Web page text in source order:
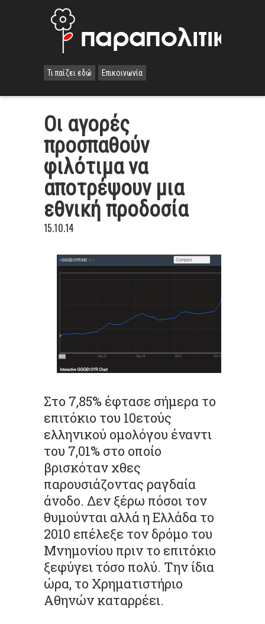
Τι παίζει εδώ Επικοινωνία
Οι αγορές
προσπαθούν
φιλότιμα να
αποτρέψουν μια
εθνική προδοσία
15.10.14
Στο 7,85% έφτασε σήμερα το
επιτόκιο του 10ετούς
ελληνικού ομολόγου έναντι
του 7,01% στο οποίο
βρισκόταν χθες
παρουσιάζοντας ραγδαία
άνοδο. Δεν ξέρω πόσοι τον
θυμούνται αλλά η Ελλάδα το
2010 επέλεξε τον δρόμο του
Μνημονίου πριν το επιτόκιο
ξεφύγει τόσο πολύ. Την ίδια
ώρα, το Χρηματιστήριο
Αθηνών καταρρέει.